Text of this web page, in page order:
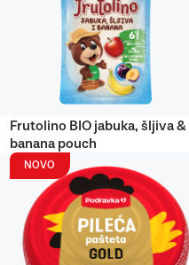
Frutolino BIO jabuka, šljiva &
banana pouch
NOVO